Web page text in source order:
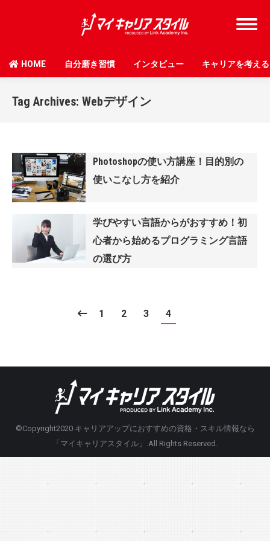
HOME 自分磨き習慣 インタビュー キャリアを考える
Tag Archives: Webデザイン
Photoshopの使い方講座！目的別の
使いこなし方を紹介
学びやすい言語からがおすすめ！初
心者から始めるプログラミング言語
の選び方
1 2 3 4
©Copyright2020 キャリアアップにおすすめの資格・スキル情報なら
「マイキャリアスタイル」
.All Rights Reserved.